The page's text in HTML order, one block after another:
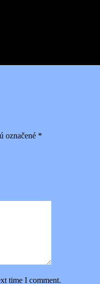
označené *
time I comment.